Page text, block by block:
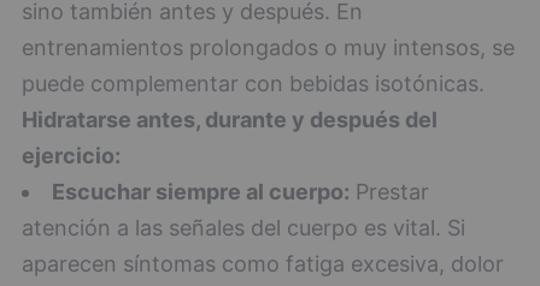
sino también antes y después. En
entrenamientos prolongados o muy intensos, se
puede complementar con bebidas isotónicas.
Hidratarse antes, durante y después del
ejercicio:
Escuchar siempre al cuerpo: Prestar
atención a las señales del cuerpo es vital. Si
aparecen síntomas como fatiga excesiva, dolor